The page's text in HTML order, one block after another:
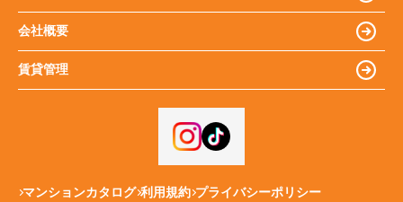
会社概要
賃貸管理
マンションカタログ 利用規約 プライバシーポリシー